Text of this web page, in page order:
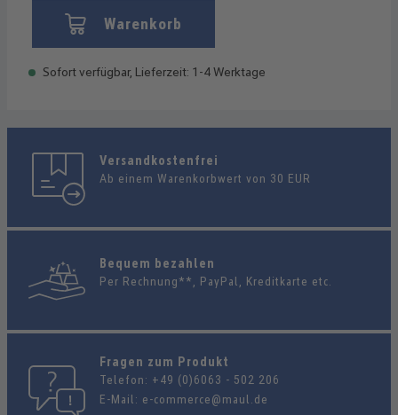
Warenkorb
Sofort verfügbar, Lieferzeit: 1-4 Werktage
Versandkostenfrei
Ab einem Warenkorbwert von 30 EUR
Bequem bezahlen
Per Rechnung**, PayPal, Kreditkarte etc.
Fragen zum Produkt
Telefon: +49 (0)6063 - 502 206
E-Mail: e-commerce@maul.de